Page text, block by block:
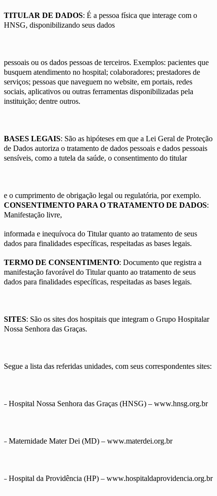
TITULAR DE DADOS: É a pessoa física que interage com o
HNSG, disponibilizando seus dados
pessoais ou os dados pessoas de terceiros. Exemplos: pacientes que
busquem atendimento no hospital; colaboradores; prestadores de
serviços; pessoas que naveguem no website, em portais, redes
sociais, aplicativos ou outras ferramentas disponibilizadas pela
instituição; dentre outros.
BASES LEGAIS: São as hipóteses em que a Lei Geral de Proteção
de Dados autoriza o tratamento de dados pessoais e dados pessoais
sensíveis, como a tutela da saúde, o consentimento do titular
e o cumprimento de obrigação legal ou regulatória, por exemplo.
CONSENTIMENTO PARA O TRATAMENTO DE DADOS:
Manifestação livre,
informada e inequívoca do Titular quanto ao tratamento de seus
dados para finalidades específicas, respeitadas as bases legais.
TERMO DE CONSENTIMENTO: Documento que registra a
manifestação favorável do Titular quanto ao tratamento de seus
dados para finalidades específicas, respeitadas as bases legais.
SITES: São os sites dos hospitais que integram o Grupo Hospitalar
Nossa Senhora das Graças.
Segue a lista das referidas unidades, com seus correspondentes sites:
– Hospital Nossa Senhora das Graças (HNSG) – www.hnsg.org.br
– Maternidade Mater Dei (MD) – www.materdei.org.br
– Hospital da Providência (HP) – www.hospitaldaprovidencia.org.br